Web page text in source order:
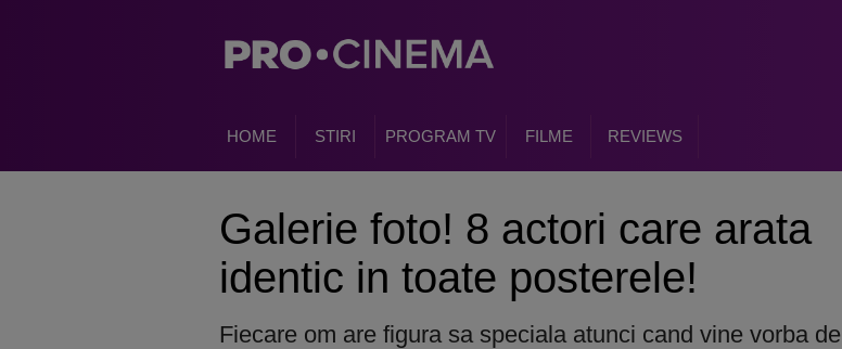
HOME STIRI PROGRAM TV FILME REVIEWS
Galerie foto! 8 actori care arata
identic in toate posterele!
Fiecare om are figura sa speciala atunci cand vine vorba de